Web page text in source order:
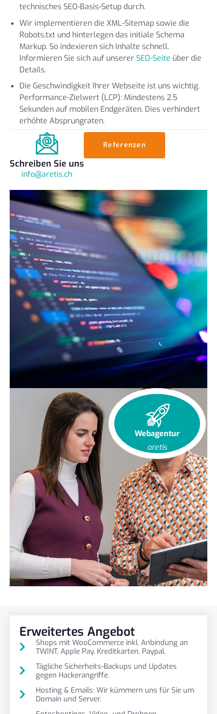
technisches SEO-Basis-Setup durch.
Wir implementieren die XML-Sitemap sowie die
Robots.txt und hinterlegen das initiale Schema
Markup. So indexieren sich Inhalte schnell.
Informieren Sie sich auf unserer SEO-Seite über die
Details.
Die Geschwindigkeit Ihrer Webseite ist uns wichtig.
Performance-Zielwert (LCP): Mindestens 2.5
Sekunden auf mobilen Endgeräten. Dies verhindert
erhöhte Absprungraten.
Schreiben Sie uns
info@aretis.ch
Referenzen
Webagentur
aretis
Erweitertes Angebot
Shops mit WooCommerce inkl. Anbindung an
TWINT, Apple Pay, Kreditkarten, Paypal.
Tägliche Sicherheits-Backups und Updates
gegen Hackerangriffe.
Hosting & Emails: Wir kümmern uns für Sie um
Domain und Server.